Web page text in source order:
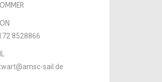
8528866
sail.de